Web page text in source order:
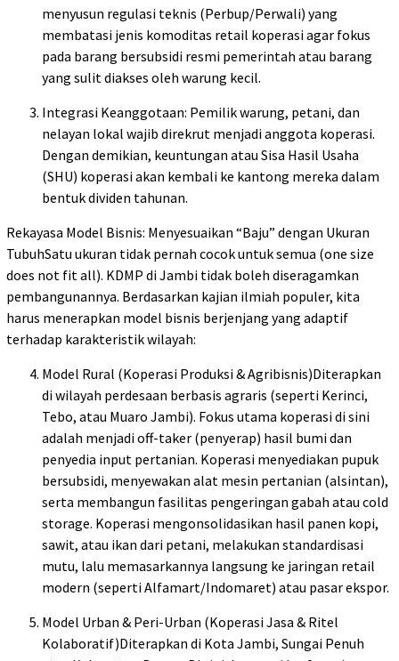
menyusun regulasi teknis (Perbup/Perwali) yang
membatasi jenis komoditas retail koperasi agar fokus
pada barang bersubsidi resmi pemerintah atau barang
yang sulit diakses oleh warung kecil.
Integrasi Keanggotaan: Pemilik warung, petani, dan
nelayan lokal wajib direkrut menjadi anggota koperasi.
Dengan demikian, keuntungan atau Sisa Hasil Usaha
(SHU) koperasi akan kembali ke kantong mereka dalam
bentuk dividen tahunan.
Rekayasa Model Bisnis: Menyesuaikan “Baju” dengan Ukuran
TubuhSatu ukuran tidak pernah cocok untuk semua (one size
does not fit all). KDMP di Jambi tidak boleh diseragamkan
pembangunannya. Berdasarkan kajian ilmiah populer, kita
harus menerapkan model bisnis berjenjang yang adaptif
terhadap karakteristik wilayah:
Model Rural (Koperasi Produksi & Agribisnis)Diterapkan
di wilayah perdesaan berbasis agraris (seperti Kerinci,
Tebo, atau Muaro Jambi). Fokus utama koperasi di sini
adalah menjadi off-taker (penyerap) hasil bumi dan
penyedia input pertanian. Koperasi menyediakan pupuk
bersubsidi, menyewakan alat mesin pertanian (alsintan),
serta membangun fasilitas pengeringan gabah atau cold
storage. Koperasi mengonsolidasikan hasil panen kopi,
sawit, atau ikan dari petani, melakukan standardisasi
mutu, lalu memasarkannya langsung ke jaringan retail
modern (seperti Alfamart/Indomaret) atau pasar ekspor.
Model Urban & Peri-Urban (Koperasi Jasa & Ritel
Kolaboratif)Diterapkan di Kota Jambi, Sungai Penuh